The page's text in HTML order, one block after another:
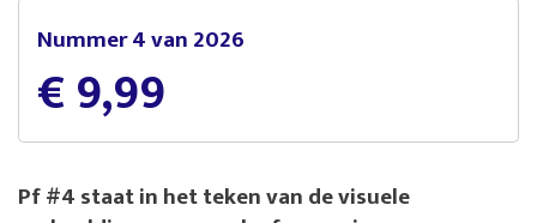
Nummer 4 van 2026
€ 9,99
Pf #4 staat in het teken van de visuele